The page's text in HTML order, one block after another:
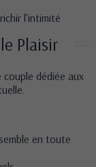
l'intimité
Plaisir
couple dédiée aux
en toute